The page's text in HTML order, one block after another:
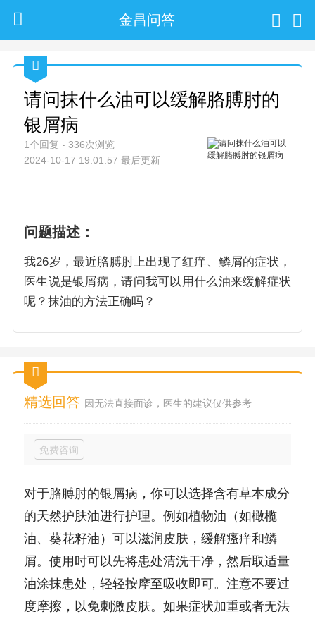
金昌问答
请问抹什么油可以缓解胳膊肘的
银屑病
1个回复
336次浏览
2024-10-17 19:01:57 最后更新
问题描述：
我26岁，最近胳膊肘上出现了红痒、鳞屑的症状，
医生说是银屑病，请问我可以用什么油来缓解症状
呢？抹油的方法正确吗？
精选回答 因无法直接面诊，医生的建议仅供参考
免费咨询
对于胳膊肘的银屑病，你可以选择含有草本成分
的天然护肤油进行护理。例如植物油（如橄榄
油、葵花籽油）可以滋润皮肤，缓解瘙痒和鳞
屑。使用时可以先将患处清洗干净，然后取适量
油涂抹患处，轻轻按摩至吸收即可。注意不要过
度摩擦，以免刺激皮肤。如果症状加重或者无法